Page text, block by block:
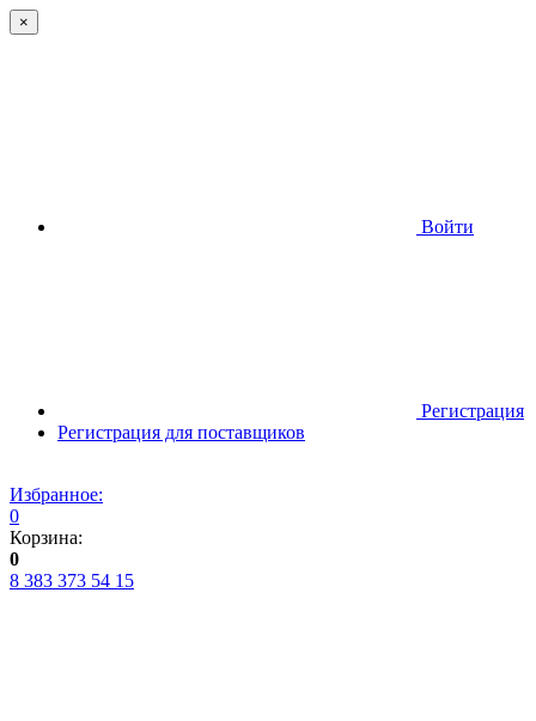
×
Войти
Регистрация
Регистрация для поставщиков
Избранное:
0
Корзина:
0
8 383 373 54 15